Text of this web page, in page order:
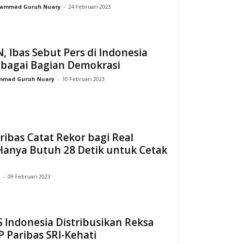
Guruh Nuary - 24 Februari 2023
Ibas Sebut Pers di Indonesia
Bagian Demokrasi
Guruh Nuary - 10 Februari 2023
Catat Rekor bagi Real
Butuh 28 Detik untuk Cetak
- 09 Februari 2023
Indonesia Distribusikan Reksa
Paribas SRI-Kehati